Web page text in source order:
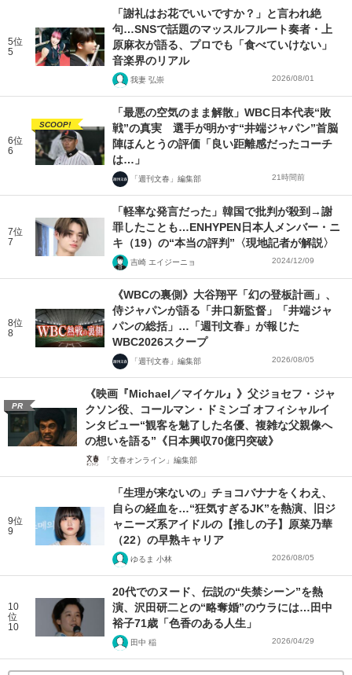
5位
5
「謝礼はお花でいいですか？」と言われ絶
句…SNSで話題のマッスルフルート奏者・上
原麻衣が語る、プロでも「食べていけない」
音楽界のリアル
我妻 弘崇 2026/08/01
6位
6
SCOOP!
「最悪の空気のまま解散」WBC日本代表“敗
戦”の真実 選手が明かす“井端ジャパン”首脳
陣ほんとうの評価「良い距離感だったコーチ
は…」
「週刊文春」編集部 21時間前
7位
7
「軽率な発言だった」韓国で批判が殺到→謝
罪したことも…ENHYPEN日本人メンバー・ニ
キ（19）の“本当の評判”〈現地記者が解説〉
吉崎 エイジーニョ 2024/12/09
8位
8
《WBCの裏側》大谷翔平「幻の登板計画」、
侍ジャパンが語る「井口新監督」「井端ジャ
パンの総括」…「週刊文春」が報じた
WBC2026スクープ
「週刊文春」編集部 2026/08/05
PR
《映画『Michael／マイケル』》父ジョセフ・ジャ
クソン役、コールマン・ドミンゴ オフィシャルイ
ンタビュー“観客を魅了した名優、複雑な父親像へ
の想いを語る”《日本興収70億円突破》
「文春オンライン」編集部
9位
9
「生理が来ないの」チョコバナナをくわえ、
自らの経血を…“狂気すぎるJK”を熱演、旧ジ
ャニーズ系アイドルの【推しの子】原菜乃華
（22）の早熟キャリア
ゆるま 小林 2026/08/05
10
位
10
20代でのヌード、伝説の“失禁シーン”を熱
演、沢田研二との“略奪婚”のウラには…田中
裕子71歳「色香のある人生」
田中 稲 2026/04/29